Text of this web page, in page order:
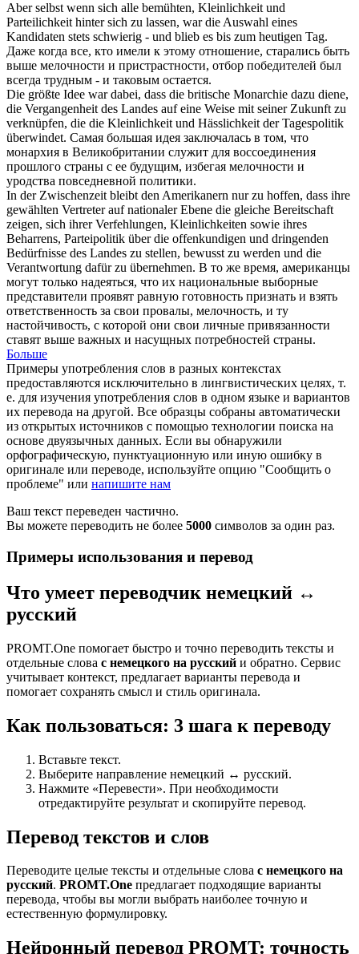
Aber selbst wenn sich alle bemühten, Kleinlichkeit und
Parteilichkeit hinter sich zu lassen, war die Auswahl eines
Kandidaten stets schwierig - und blieb es bis zum heutigen Tag.
Даже когда все, кто имели к этому отношение, старались быть
выше мелочности и пристрастности, отбор победителей был
всегда трудным - и таковым остается.
Die größte Idee war dabei, dass die britische Monarchie dazu diene,
die Vergangenheit des Landes auf eine Weise mit seiner Zukunft zu
verknüpfen, die die Kleinlichkeit und Hässlichkeit der Tagespolitik
überwindet. Самая большая идея заключалась в том, что
монархия в Великобритании служит для воссоединения
прошлого страны с ее будущим, избегая мелочности и
уродства повседневной политики.
In der Zwischenzeit bleibt den Amerikanern nur zu hoffen, dass ihre
gewählten Vertreter auf nationaler Ebene die gleiche Bereitschaft
zeigen, sich ihrer Verfehlungen, Kleinlichkeiten sowie ihres
Beharrens, Parteipolitik über die offenkundigen und dringenden
Bedürfnisse des Landes zu stellen, bewusst zu werden und die
Verantwortung dafür zu übernehmen. В то же время, американцы
могут только надеяться, что их национальные выборные
представители проявят равную готовность признать и взять
ответственность за свои провалы, мелочность, и ту
настойчивость, с которой они свои личные привязанности
ставят выше важных и насущных потребностей страны.
Больше
Примеры употребления слов в разных контекстах
предоставляются исключительно в лингвистических целях, т.
е. для изучения употребления слов в одном языке и вариантов
их перевода на другой. Все образцы собраны автоматически
из открытых источников с помощью технологии поиска на
основе двуязычных данных. Если вы обнаружили
орфографическую, пунктуационную или иную ошибку в
оригинале или переводе, используйте опцию "Сообщить о
проблеме" или напишите нам
Ваш текст переведен частично.
Вы можете переводить не более 5000 символов за один раз.
Примеры использования и перевод
Что умеет переводчик немецкий ↔
русский
PROMT.One помогает быстро и точно переводить тексты и
отдельные слова с немецкого на русский и обратно. Сервис
учитывает контекст, предлагает варианты перевода и
помогает сохранять смысл и стиль оригинала.
Как пользоваться: 3 шага к переводу
Вставьте текст.
Выберите направление немецкий ↔ русский.
Нажмите «Перевести». При необходимости
отредактируйте результат и скопируйте перевод.
Перевод текстов и слов
Переводите целые тексты и отдельные слова с немецкого на
русский. PROMT.One предлагает подходящие варианты
перевода, чтобы вы могли выбрать наиболее точную и
естественную формулировку.
Нейронный перевод PROMT: точность